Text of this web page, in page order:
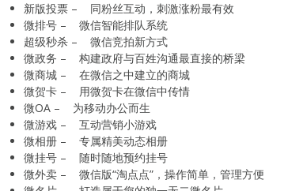
新版投票 – 同粉丝互动，刺激涨粉最有效
微排号 – 微信智能排队系统
超级秒杀 – 微信竞拍新方式
微政务 – 构建政府与百姓沟通最直接的桥梁
微商城 – 在微信之中建立的商城
微贺卡 – 用微贺卡在微信中传情
微OA – 为移动办公而生
微游戏 – 互动营销小游戏
微相册 – 专属精美动态相册
微挂号 – 随时随地预约挂号
微外卖 – 微信版“淘点点”，操作简单，管理方便